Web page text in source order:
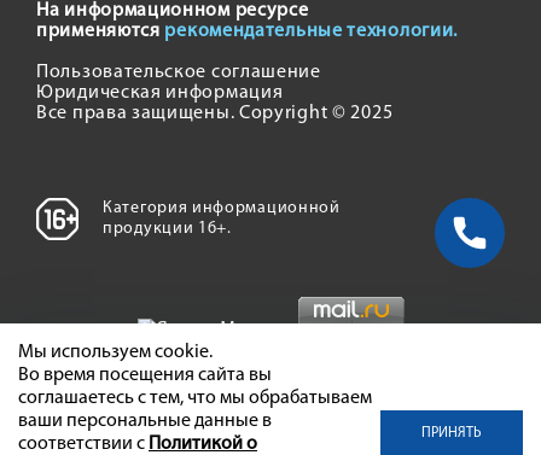
На информационном ресурсе
применяются рекомендательные технологии.
Пользовательское соглашение
Юридическая информация
Все права защищены. Copyright © 2025
Категория информационной
продукции 16+.
Мы используем cookie.
Во время посещения сайта вы
соглашаетесь с тем, что мы обрабатываем
ваши персональные данные в
соответствии с Политикой о
ПРИНЯТЬ